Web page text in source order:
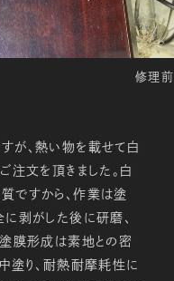
修理前
が、熱い物を載せて白
注文を頂きました。白
ですから、作業は塗
剥がした後に研磨、
膜形成は素地との密
塗り、耐熱耐摩耗性に